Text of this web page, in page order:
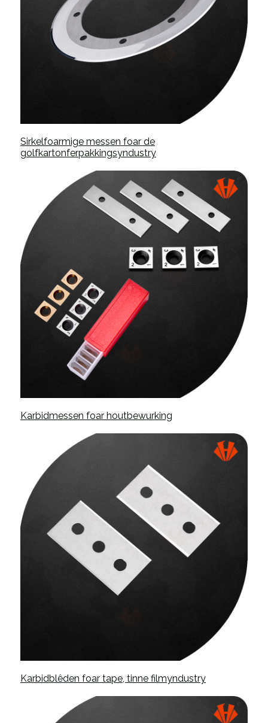
Sirkelfoarmige messen foar de
golfkartonferpakkingsyndustry
Karbidmessen foar houtbewurking
Karbidblêden foar tape, tinne filmyndustry